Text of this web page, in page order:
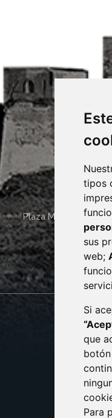
tipos
sus
web;
Si
que
botón
Para
Plaza Mayor 4 22400
·